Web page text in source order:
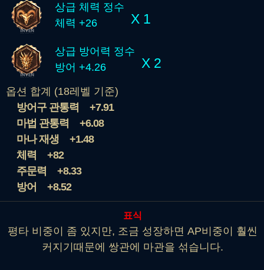
상급 체력 정수
체력 +26
X 1
상급 방어력 정수
방어 +4.26
X 2
옵션 합계 (18레벨 기준)
방어구 관통력
+7.91
마법 관통력
+6.08
마나 재생
+1.48
체력
+82
주문력
+8.33
방어
+8.52
표식
평타 비중이 좀 있지만, 조금 성장하면 AP비중이 훨씬
커지기때문에 쌍관에 마관을 섞습니다.